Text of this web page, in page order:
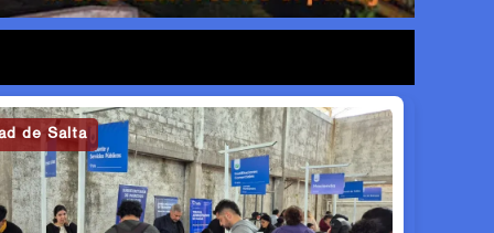
de Salta